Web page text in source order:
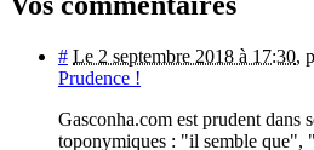
# Le 2 septembre 2018 à 17:30,
Prudence !
Gasconha.com est prudent dans
toponymiques : "il semble que",